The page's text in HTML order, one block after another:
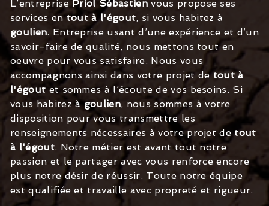
L’entreprisePriol Sébastienvous propose ses
services entout à l'égout, si vous habitez à
goulien. Entreprise usant d’une expérience et d’un
savoir-faire de qualité, nous mettons tout en
oeuvre pour vous satisfaire. Nous vous
accompagnons ainsi dans votre projet detout à
l'égout et sommes à l’écoute de vos besoins. Si
vous habitez àgoulien, nous sommes à votre
disposition pour vous transmettre les
renseignements nécessaires à votre projet detout
à l'égout. Notre métier est avant tout notre
passion et le partager avec vous renforce encore
plus notre désir de réussir. Toute notre équipe
est qualifiée et travaille avec propreté et rigueur.